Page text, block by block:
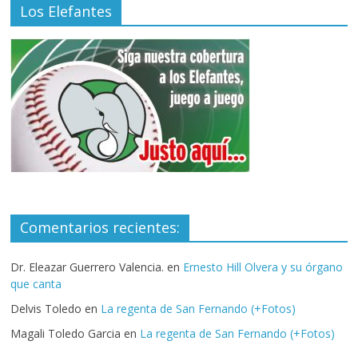
Los Elefantes
Comentarios recientes:
Dr. Eleazar Guerrero Valencia. en Ernesto Hill Olvera y su órgano
que canta
Delvis Toledo en La regenta de San Fernando (+Fotos)
Magali Toledo Garcia en La regenta de San Fernando (+Fotos)